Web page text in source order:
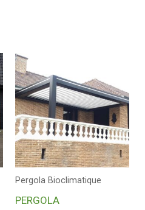
Pergola Bioclimatique
PERGOLA